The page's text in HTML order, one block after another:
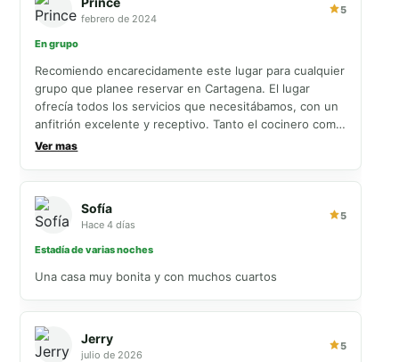
febrero de 2024
5
En grupo
Recomiendo encarecidamente este lugar para cualquier
grupo que planee reservar en Cartagena. El lugar
ofrecía todos los servicios que necesitábamos, con un
anfitrión excelente y receptivo. Tanto el cocinero como
el personal de seguridad fueron excepcionales. La
nos acompañaba afuera cuando era necesario. En
general, disfrutamos de nuestro tiempo en Cartagena y
del alojamiento que elegimos.
Ver mas
Sofía
Hace 4 días
5
Estadía de varias noches
Una casa muy bonita y con muchos cuartos
Jerry
julio de 2026
5